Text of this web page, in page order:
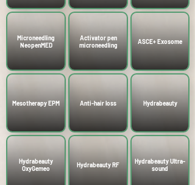
Microneedling
NeopenMED
Activator pen
microneedling
ASCE+ Exosome
Mesotherapy EPM Anti-hair loss Hydrabeauty
Hydrabeauty
OxyGemeo
Hydrabeauty RF
Hydrabeauty Ultra-
sound